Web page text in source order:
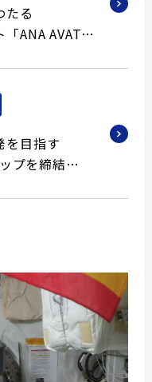
たる
ANA AVATAR
を目指す
プを締結